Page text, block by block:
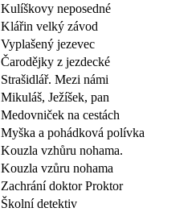
Kulíškovy neposedné
Klářin velký závod
Vyplašený jezevec
Čarodějky z jezdecké
Strašidlář. Mezi námi
Mikuláš, Ježíšek, pan
Medovniček na cestách
Myška a pohádková polívka
Kouzla vzhůru nohama.
Kouzla vzůru nohama
Zachrání doktor Proktor
Školní detektiv